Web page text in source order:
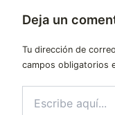
Deja un
Tu dirección de
campos obligatorios
aquí...